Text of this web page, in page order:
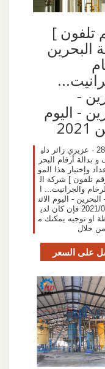
تلفون ]
البحرين
-
- اليوم
28/4/2021 · عزيزي زائر دلي
و بدالة أرقام البحر
وإختيار هذا المو
تلفون ] شركة ال
والجرانيت... ا
- اليوم الاثن
ين 2021/05/03 فإن كان لدي
او توجيه يمكنك م
من خلال
على السعر